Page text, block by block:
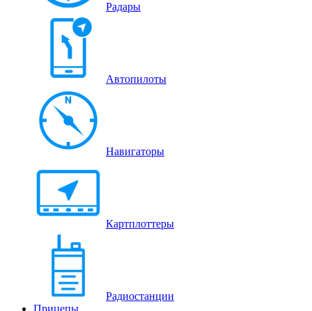
Радары
Автопилоты
Навигаторы
Картплоттеры
Радиостанции
Прицепы